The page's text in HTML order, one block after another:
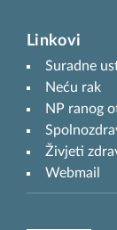
Linkovi
Suradne
Neću rak
NP ranog
Živjeti
Webmail